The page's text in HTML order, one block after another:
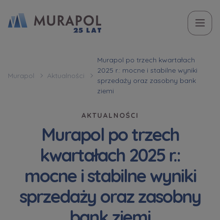
Murapol Aktualności
Murapol po trzech kwartałach
2025 r.: mocne i stabilne wyniki
sprzedaży oraz zasobny bank
ziemi
AKTUALNOŚCI
Murapol po trzech
kwartałach 2025 r.:
mocne i stabilne wyniki
sprzedaży oraz zasobny
Zakup mieszkania | lokalu
Ulubione
Nie wybrano
Вас зацікавила наша пропозиція? Заповніть бланк,
і наші консультанти нададуть Вам детальну
інформацію з приводу наших квартир та
Оберіть місто
Оберіть місто
Ім’я та прізвище